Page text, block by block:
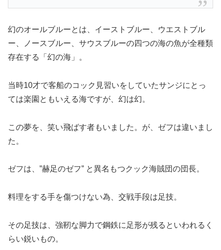
幻のオールブルーとは、イーストブルー、ウエストブル
ー、ノースブルー、サウスブルーの四つの海の魚が全種類
存在する「幻の海」。
当時10才で客船のコック見習いをしていたサンジにとっ
ては楽園ともいえる海ですが、幻は幻。
この夢を、笑い飛ばす者もいました。が、ゼフは違いまし
た。
ゼフは、”赫足のゼフ” と異名もつクック海賊団の団長。
料理をする手を傷つけない為、交戦手段は足技。
その足技は、 強靭な脚力で鋼鉄に足形が残るといわれるく
らい鋭いもの。